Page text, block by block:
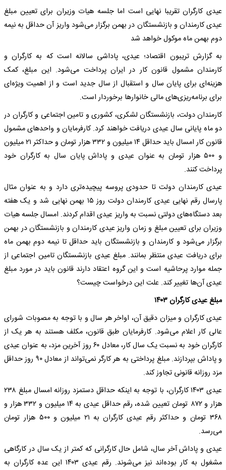
عیدی کارگران تقریبا نهایی است اما جلسه هیات وزیران برای تعیین مبلغ
عیدی کارمندان و بازنشستگان در بهمن برگزار می‌شود واریز آن حداقل به نیمه
دوم بهمن ماه موکول خواهد شد
به گزارش تریبون اقتصاد؛ عیدی، پاداشی سالانه است که به کارگران و
کارمندان مشمول قانون کار در ایران پرداخت می‌شود. این مبلغ، کمک
هزینه‌ای برای پایان سال و استقبال از سال جدید است و از اهمیت ویژه‌ای
برای برنامه‌ریزی‌های مالی خانوارها برخوردار است.
کارمندان دولت، بازنشستگان لشکری، کشوری و تامین اجتماعی و کارگران در
دو ماه پایانی سال عیدی دریافت خواهند کرد. کارفرمایان و واحدهای مشمول
قانون کار امسال باید حداقل ۱۴ میلیون و ۳۳۲ هزار تومان و حداکثر ۲۱ میلیون
و ۵۰۰ هزار تومان به عنوان عیدی و پاداش پایان سال به کارگران خود
پرداخت کنند.
عیدی کارمندان دولت تا حدودی پروسه پیچیده‌تری دارد و به عنوان مثال
پارسال رقم نهایی عیدی کارمندان دولت روز ۱۵ بهمن نهایی شد و یک هفته
بعد دستگاه‌های دولتی نسبت به واریز عیدی اقدام کردند. امسال جلسه هیات
وزیران برای تعیین مبلغ و زمان واریز عیدی کارمندان و بازنشستگان در بهمن
برگزار می‌شود و کارمندان و بازنشستگان باید حداقل تا نیمه دوم بهمن ماه
برای دریافت عیدی منتظر بمانند. مبلغ عیدی بازنشستگان تامین اجتماعی از
جمله موارد پرحاشیه است و این گروه اعتقاد دارند قانون باید در مورد مبلغ
عیدی آن‌ها تغییر کند. علت این درخواست چیست؟
مبلغ عیدی کارگران ۱۴۰۳
عیدی کارگران و میزان دقیق آن، اواخر هر سال و با توجه به مصوبات شورای
عالی کار اعلام می‌شود. کارفرمایان طبق قانون، مکلف هستند به هر یک از
کارگران خود به نسبت یک سال کار، معادل ۶۰ روز آخرین مزد، به عنوان عیدی
و پاداش بپردازند. مبلغ پرداختی به هر کارگر نمی‌تواند از معادل ۹۰ روز حداقل
مزد روزانه قانونی تجاوز کند.
عیدی ۱۴۰۳ کارگران، با توجه به اینکه حداقل دستمزد روزانه امسال مبلغ ۲۳۸
هزار و ۸۷۲ تومان تعیین شده، رقم حداقل عیدی به ۱۴ میلیون و ۳۳۲ هزار و
۳۶۸ تومان و حداکثر رقم عیدی کارگران به ۲۱ میلیون و ۵۰۰ هزار تومان
می‌رسد.
عیدی و پاداش آخر سال، شامل حال کارگرانی که کمتر از یک سال در کارگاهی
مشغول به کار بوده‌اند نیز می‌شوند. رقم عیدی ۱۴۰۳ این عده کارگران به